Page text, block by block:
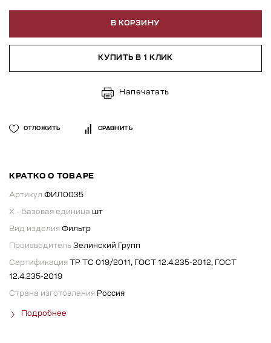
В КОРЗИНУ
КУПИТЬ В 1 КЛИК
Напечатать
ОТЛОЖИТЬ СРАВНИТЬ
КРАТКО О ТОВАРЕ
Артикул ФИЛ0035
X - Базовая единица шт
Вид изделия Фильтр
Производитель Зелинский Групп
Сертификация
ТР ТС 019/2011, ГОСТ 12.4.235-2012, ГОСТ
12.4.235-2019
Страна изготовления Россия
Подробнее